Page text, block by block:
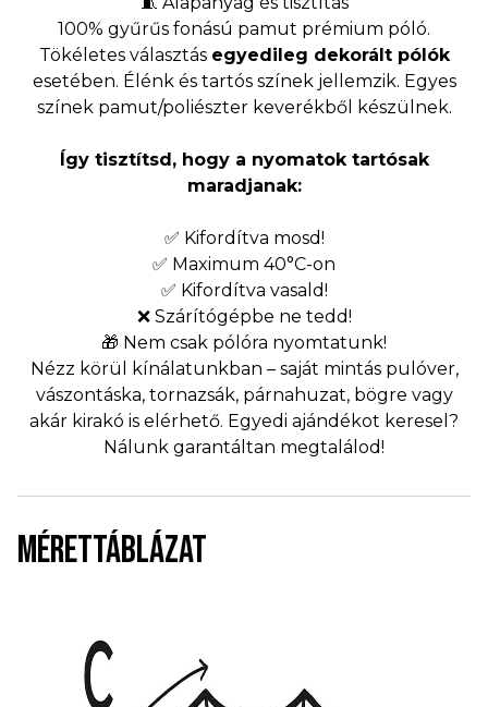
100% gyűrűs fonású pamut prémium póló.
Tökéletes választás egyedileg dekorált pólók
esetében. Élénk és tartós színek jellemzik. Egyes
színek pamut/poliészter keverékből készülnek.
Így tisztítsd, hogy a nyomatok tartósak
maradjanak:
✅ Kifordítva mosd!
✅ Maximum 40°C-on
✅ Kifordítva vasald!
❌ Szárítógépbe ne tedd!
🎁 Nem csak pólóra nyomtatunk!
Nézz körül kínálatunkban – saját mintás pulóver,
vászontáska, tornazsák, párnahuzat, bögre vagy
akár kirakó is elérhető. Egyedi ajándékot keresel?
Nálunk garantáltan megtalálod!
MÉRETTÁBLÁZAT